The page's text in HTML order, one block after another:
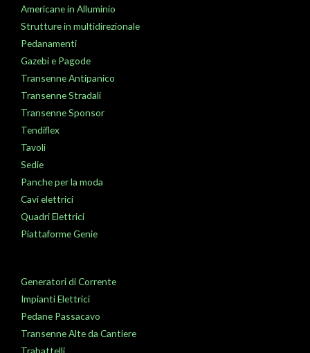
Americane in Alluminio
Strutture in multidirezionale
Pedanamenti
Gazebi e Pagode
Transenne Antipanico
Transenne Stradali
Transenne Sponsor
Tendiflex
Tavoli
Sedie
Panche per la moda
Cavi elettrici
Quadri Elettrici
Piattaforme Genie
Generatori di Corrente
Impianti Elettrici
Pedane Passacavo
Transenne Alte da Cantiere
Trabattelli